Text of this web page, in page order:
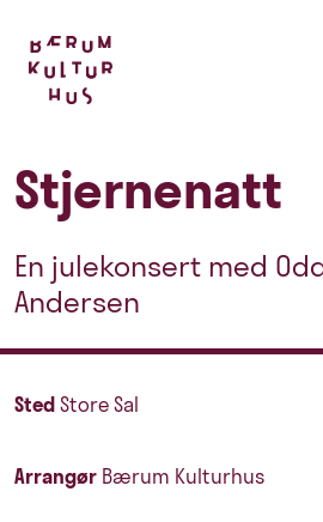
Stjernenatt
En julekonsert med
Andersen
StedStore Sal
Arrangør Bærum Kulturhus